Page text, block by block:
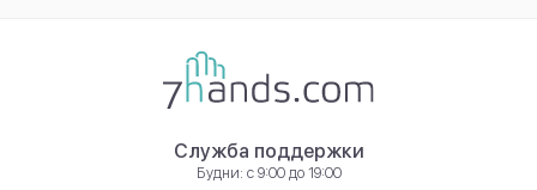
Служба поддержки
Будни: с 9:00 до 19:00